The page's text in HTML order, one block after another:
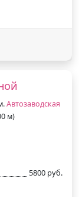
Автозаводская
м)
5800 руб.